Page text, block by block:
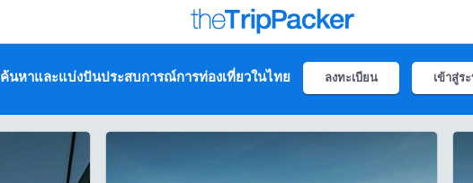
ค้นหาและแบ่งปันประสบการณ์การท่องเที่ยวในไทย ลงทะเบียน เข้าสู่ร